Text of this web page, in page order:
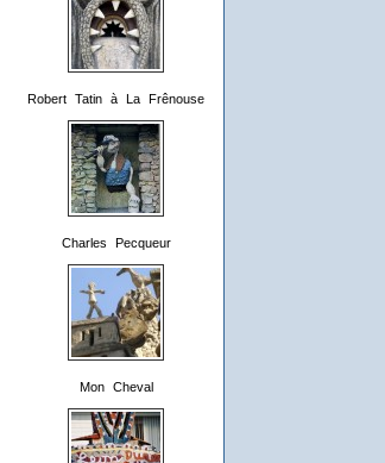
Robert Tatin à La Frênouse
Charles Pecqueur
Mon Cheval